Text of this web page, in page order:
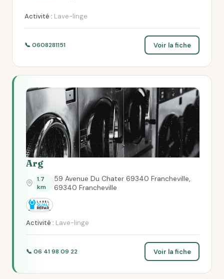
Activité : Lave-linge
📞 0608281151 Voir la fiche
Arg
1.7
km
59 Avenue Du Chater 69340 Francheville,
69340 Francheville
Activité : Lave-linge
📞 06 41 98 09 22 Voir la fiche